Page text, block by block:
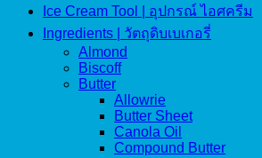
Ice Cream Tool | อุปกรณ์ ไอศครีม
Ingredients | วัตถุดิบเบเกอรี่
Almond
Biscoff
Butter
Allowrie
Butter Sheet
Canola Oil
Compound Butter